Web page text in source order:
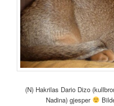
(N) Hakrilas Dario Dizo
Nadina) gjesper